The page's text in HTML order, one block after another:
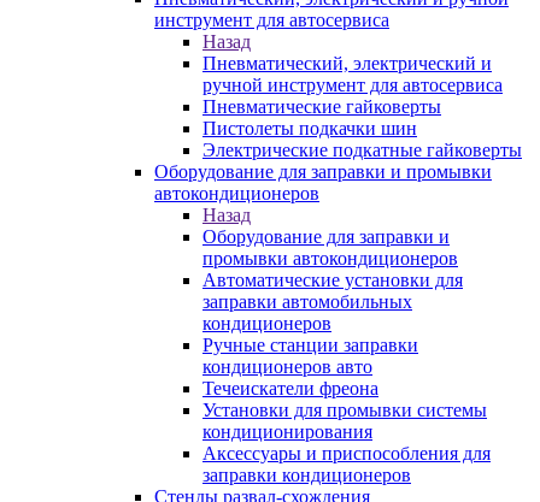
инструмент для автосервиса
Назад
Пневматический, электрический и
ручной инструмент для автосервиса
Пневматические гайковерты
Пистолеты подкачки шин
Электрические подкатные гайковерты
Оборудование для заправки и промывки
автокондиционеров
Назад
Оборудование для заправки и
промывки автокондиционеров
Автоматические установки для
заправки автомобильных
кондиционеров
Ручные станции заправки
кондиционеров авто
Течеискатели фреона
Установки для промывки системы
кондиционирования
Аксессуары и приспособления для
заправки кондиционеров
Стенды развал-схождения